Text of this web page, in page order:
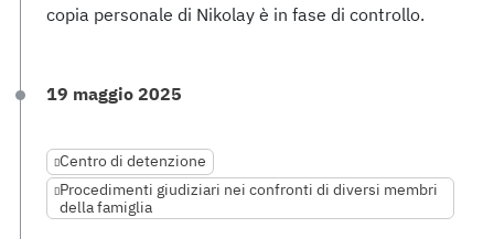
copia personale di Nikolay è in fase di controllo.
19 maggio 2025
Centro di detenzione
Procedimenti giudiziari nei confronti di diversi membri
della famiglia